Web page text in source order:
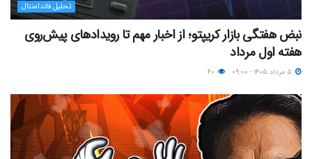
تحلیل فاندامنتال
نبض هفتگی بازار کریپتو؛ از اخبار مهم تا رویدادهای پیش‌روی
هفته اول مرداد